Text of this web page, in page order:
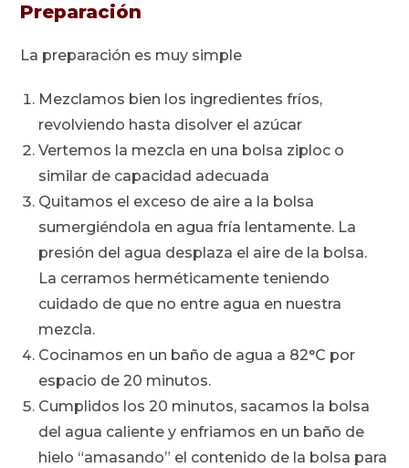
Preparación
La preparación es muy simple
Mezclamos bien los ingredientes fríos,
revolviendo hasta disolver el azúcar
Vertemos la mezcla en una bolsa ziploc o
similar de capacidad adecuada
Quitamos el exceso de aire a la bolsa
sumergiéndola en agua fría lentamente. La
presión del agua desplaza el aire de la bolsa.
La cerramos herméticamente teniendo
cuidado de que no entre agua en nuestra
mezcla.
Cocinamos en un baño de agua a 82°C por
espacio de 20 minutos.
Cumplidos los 20 minutos, sacamos la bolsa
del agua caliente y enfriamos en un baño de
hielo “amasando” el contenido de la bolsa para